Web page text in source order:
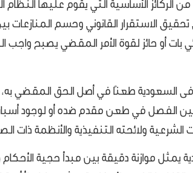
الركائز الأساسية التي يقوم عليها
الاستقرار القانوني وحسم المنازعات
أو حائز لقوة الأمر المقضي يصبح واجب
فى السعودية طعنًا في أصل الحق المقضي
لحين الفصل في طعن مقدم ضده أو لوجود
ولائحته التنفيذية والأنظمة ذات
يمثل موازنة دقيقة بين مبدأ حجية الأحكام